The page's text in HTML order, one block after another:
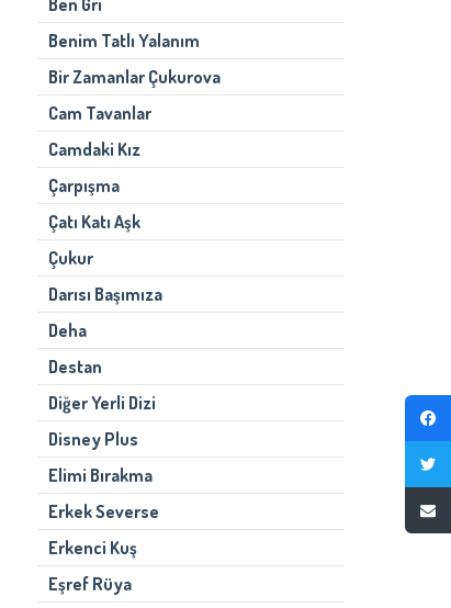
Ben Gri
Benim Tatlı Yalanım
Bir Zamanlar Çukurova
Cam Tavanlar
Camdaki Kız
Çarpışma
Çatı Katı Aşk
Çukur
Darısı Başımıza
Deha
Destan
Diğer Yerli Dizi
Disney Plus
Elimi Bırakma
Erkek Severse
Erkenci Kuş
Eşref Rüya